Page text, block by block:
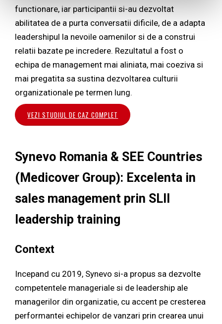
functionare, iar participantii si-au dezvoltat
abilitatea de a purta conversatii dificile, de a adapta
leadershipul la nevoile oamenilor si de a construi
relatii bazate pe incredere. Rezultatul a fost o
echipa de management mai aliniata, mai coeziva si
mai pregatita sa sustina dezvoltarea culturii
organizationale pe termen lung.
VEZI STUDIUL DE CAZ COMPLET
Synevo Romania & SEE Countries
(Medicover Group): Excelenta in
sales management prin SLII
leadership training
Context
Incepand cu 2019, Synevo si-a propus sa dezvolte
competentele manageriale si de leadership ale
managerilor din organizatie, cu accent pe cresterea
performantei echipelor de vanzari prin crearea unui